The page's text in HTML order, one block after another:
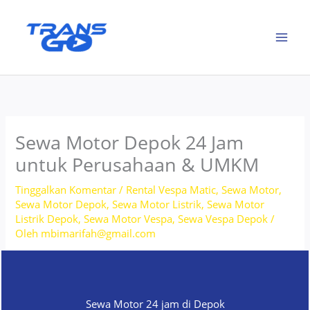
Sewa Motor Depok 24 Jam
untuk Perusahaan & UMKM
Tinggalkan Komentar / Rental Vespa Matic,Sewa Motor,
Sewa Motor Depok,Sewa Motor Listrik,Sewa Motor
Listrik Depok,Sewa Motor Vespa,Sewa Vespa Depok /
Oleh mbimarifah@gmail.com
Sewa Motor 24 jam di Depok